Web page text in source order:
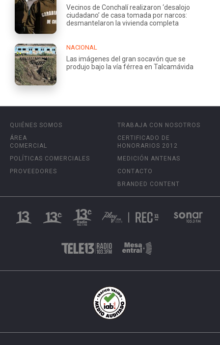
Vecinos de Conchalí realizaron ‘desalojo
ciudadano’ de casa tomada por narcos:
desmantelaron la vivienda completa
NACIONAL
Las imágenes del gran socavón que se
produjo bajo la vía férrea en Talcamávida
QUIÉNES SOMOS
ÁREA
COMERCIAL
POLÍTICAS COMERCIALES
PROVEEDORES
TRABAJA CON NOSOTROS
CERTIFICADO DE
HONORARIOS 2012
MEDICIÓN ANTENAS
CONTACTO
BRANDED CONTENT